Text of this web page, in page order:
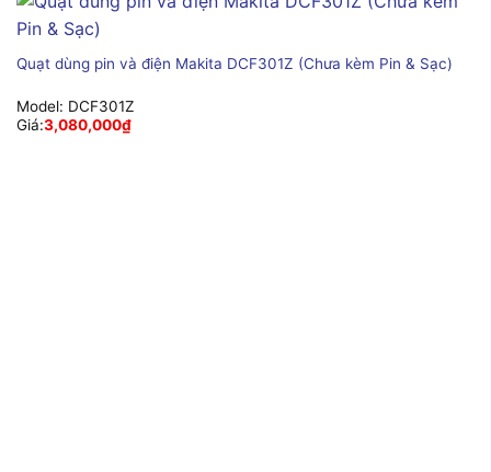
Quạt dùng pin và điện Makita DCF301Z (Chưa kèm Pin & Sạc)
Model: DCF301Z
Giá:3,080,000₫